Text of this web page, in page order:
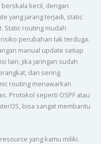
berskala kecil, dengan
yang jarang terjadi, static
Static routing mudah
perubahan tak terduga.
manual update setiap
lain, jika jaringan sudah
dan sering
routing menawarkan
Protokol seperti OSPF atau
bisa sangat membantu
yang kamu miliki.